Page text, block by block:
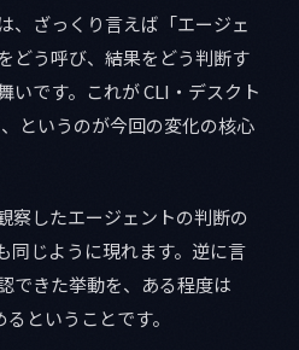
、ざっくり言えば「エージェ
どう呼び、結果をどう判断す
いです。これが CLI・デスクト
というのが今回の変化の核心
察したエージェントの判断の
同じように現れます。逆に言
できた挙動を、ある程度は
ということです。